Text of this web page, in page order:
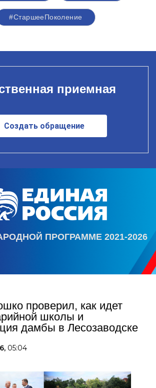
#СтаршееПоколение
приемная
Создать обращение
ПРОГРАММЕ 2021-2026
проверил, как идет
школы и
дамбы в Лесозаводске
05:04